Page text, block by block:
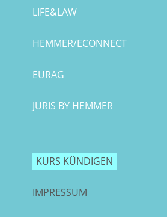
LIFE&LAW
HEMMER/ECONNECT
EURAG
JURIS BY HEMMER
KURS KÜNDIGEN
IMPRESSUM